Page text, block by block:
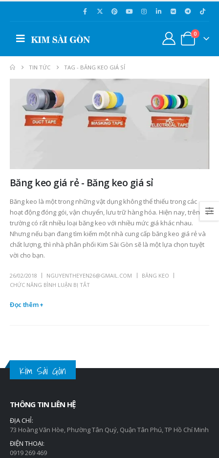
0
TIN TỨC TAG - BĂNG KEO GIÁ SỈ
Băng keo giá rẻ - Băng keo giá sỉ
Băng keo là một trong những vật dụng không thể thiếu trong các
hoạt động đóng gói, vận chuyển, lưu trữ hàng hóa. Hiện nay, trên thị
trường có rất nhiều loại băng keo với nhiều mức giá khác nhau.
Nhưng nếu bạn đang tìm kiếm một nhà cung cấp băng keo giá rẻ và
chất lượng, thì nhà phân phối Kim Sài Gòn sẽ là một lựa chọn tuyệt
vời cho bạn.
26/02/2018 NGUYENTHEYEN26@GMAIL.COM
BĂNG KEO
CHỨC NĂNG BÌNH LUẬN BỊ TẮT
Đọc thêm +
Kim Sài Gòn
THÔNG TIN LIÊN HỆ
ĐỊA CHỈ:
73 Hoàng Văn Hòe, Phường Tân Quý, Quận Tân Phú, TP Hồ Chí Minh
ĐIỆN THOẠI:
0919 269 469